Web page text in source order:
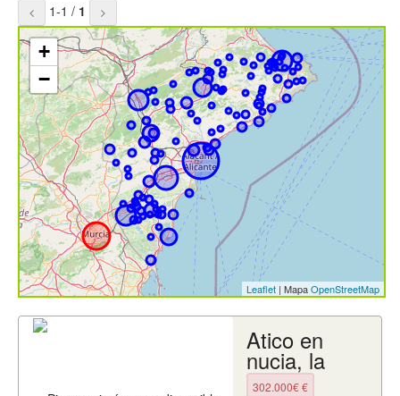
1-1 / 1
+
−
Leaflet | MapaOpenStreetMap
Atico en
nucia, la
302.000€ €